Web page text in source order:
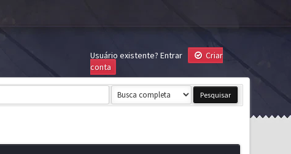
Usuário existente? Entrar
Criar
conta